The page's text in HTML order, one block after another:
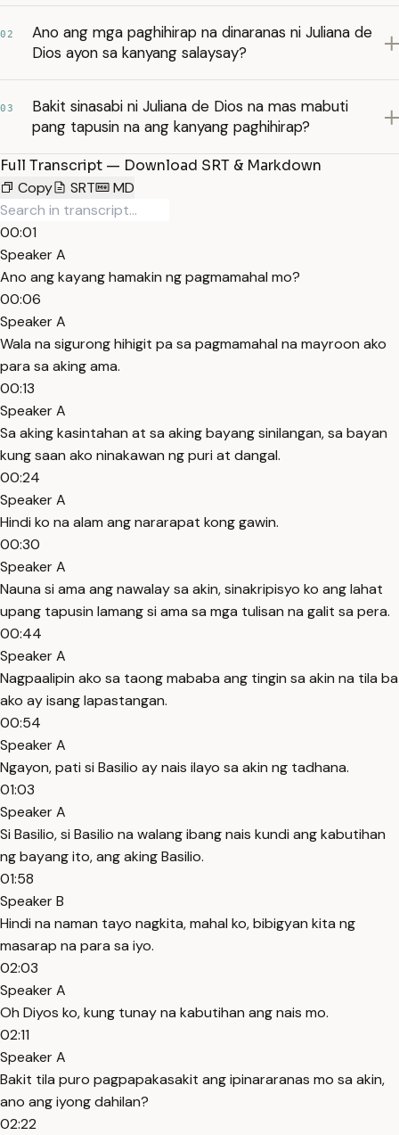
02
Ano ang mga paghihirap na dinaranas ni Juliana de
Dios ayon sa kanyang salaysay?
03
Bakit sinasabi ni Juliana de Dios na mas mabuti
pang tapusin na ang kanyang paghihirap?
Full Transcript — Download SRT & Markdown
Copy
SRT MD
00:01
Speaker A
Ano ang kayang hamakin ng pagmamahal mo?
00:06
Speaker A
Wala na sigurong hihigit pa sa pagmamahal na mayroon ako
para sa aking ama.
00:13
Speaker A
Sa aking kasintahan at sa aking bayang sinilangan, sa bayan
kung saan ako ninakawan ng puri at dangal.
00:24
Speaker A
Hindi ko na alam ang nararapat kong gawin.
00:30
Speaker A
Nauna si ama ang nawalay sa akin, sinakripisyo ko ang lahat
upang tapusin lamang si ama sa mga tulisan na galit sa pera.
00:44
Speaker A
Nagpaalipin ako sa taong mababa ang tingin sa akin na tila ba
ako ay isang lapastangan.
00:54
Speaker A
Ngayon, pati si Basilio ay nais ilayo sa akin ng tadhana.
01:03
Speaker A
Si Basilio, si Basilio na walang ibang nais kundi ang kabutihan
ng bayang ito, ang aking Basilio.
01:58
Speaker B
Hindi na naman tayo nagkita, mahal ko, bibigyan kita ng
masarap na para sa iyo.
02:03
Speaker A
Oh Diyos ko, kung tunay na kabutihan ang nais mo.
02:11
Speaker A
Bakit tila puro pagpapakasakit ang ipinararanas mo sa akin,
ano ang iyong dahilan?
02:22